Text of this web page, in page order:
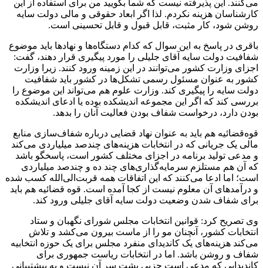
می‌کنند. این پذیرفته نیست که شما بگویید من برای استفاده از این
کارشناسان هزینه نکردم. لذا اگر ابعاد حقوقی و مالی دولت سایه
روشن شود، کار مثبت، قابل قبول و قابل تحسینی است.
باقری در پاسخ به این سوال که کدام دستگاه‌ها و نهادها باید موضوع
شفافیت دولت سایه آقای جلیلی را مورد پیگیری قرار دهند، گفت:
اجزای وزارت کشور می‌توانند در این زمینه ورود کنند. زیرا وزارت
کشور به عنوان مسئول رسمی تشکل‌ها در کشور باید شفافیت
دولت سایه را پیگیری کند. وزارت علوم هم می‌تواند این موضوع را
بررسی کند که اگر این مجموعه اندیشکده بوده یا ادعای اندیشکده
بودن دارد، درخواست شفاف بودن فعالیت آنان را بدهد.
قوه‌قضائیه هم باید به عنوان نهاد قضایی درباره شفاف‌سازی منابع
مالی یک جریانی که در انتخابات هزینه‌های چندصد میلیاردی می‌کند
و مدعی تولید برنامه در اجزای مختلف کشور است، پاسخگو باشد
که آن هم مستلزم سرمایه‌گذاری‌های چند ده و چندصد میلیاردی
است؛ اما ادعا می‌کنند که این اتفاقات همه قربت‌الی‌الله کسب شده
و درآمدهای آن معلوم نیست از کجا آمده است. قوه قضائیه هم باید
برای شفاف شدن وضعیت دولت سایه آقای جلیلی ورود کند.
وی تصریح کرد: قوانین انتخابات مجلس شورای نگهبان و ستاد
انتخابات کشور، آنچنان مو را از ماست بیرون می‌کشد و تلاش
می‌کند هزینه‌های یک کاندیدای منفرد مجلس برای یک حوزه انتخابیه
شفاف و روشن باشد. اما در انتخابات ریاست جمهوری برای
کاندیدایی که مدعی است حزبی پشت سر آن نیست و به پیشتیبانی